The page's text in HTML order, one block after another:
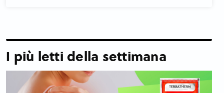
I più letti della settimana